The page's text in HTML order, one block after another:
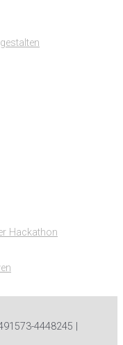
Hackathon
4448245 |